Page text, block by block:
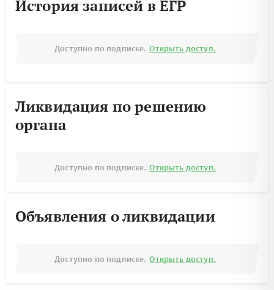
История записей в ЕГР
Доступно по подписке. Открыть доступ.
Ликвидация по решению
органа
Доступно по подписке. Открыть доступ.
Объявления о ликвидации
Доступно по подписке. Открыть доступ.